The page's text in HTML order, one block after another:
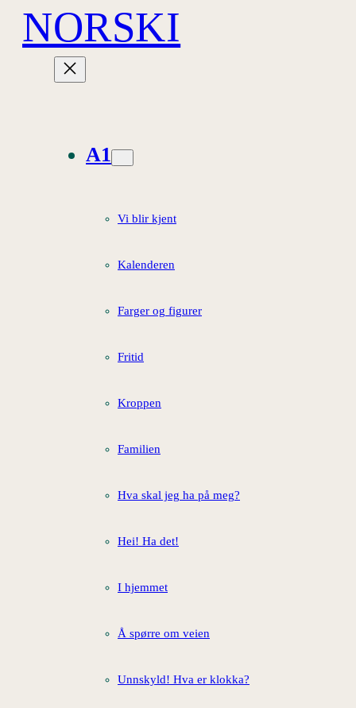
Hopp
innhold
NORSKI
A1
Vi blir kjent
Kalenderen
Farger og figurer
Fritid
Kroppen
Familien
Hva skal jeg ha på meg?
Hei! Ha det!
I hjemmet
Å spørre om veien
Unnskyld! Hva er klokka?